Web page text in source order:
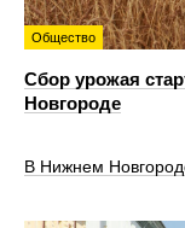
Общество
Сбор урожая
Новгороде
В Нижнем